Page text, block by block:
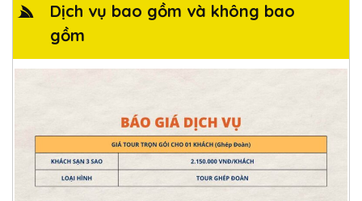
Dịch vụ bao gồm và không bao
gồm